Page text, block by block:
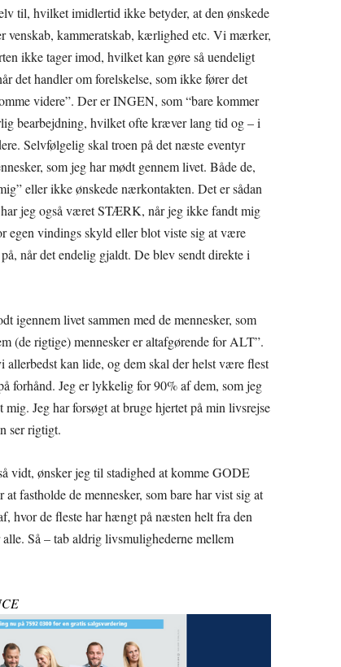
til, hvilket imidlertid ikke betyder, at den ønskede
venskab, kammeratskab, kærlighed etc. Vi mærker,
ikke tager imod, hvilket kan gøre så uendeligt
det handler om forelskelse, som ikke fører det
videre”. Der er INGEN, som “bare kommer
bearbejdning, hvilket ofte kræver lang tid og – i
Selvfølgelig skal troen på det næste eventyr
som jeg har mødt gennem livet. Både de,
eller ikke ønskede nærkontakten. Det er sådan
jeg også været STÆRK, når jeg ikke fandt mig
egen vindings skyld eller blot viste sig at være
når det endelig gjaldt. De blev sendt direkte i
igennem livet sammen med de mennesker, som
(de rigtige) mennesker er altafgørende for ALT”.
kan lide, og dem skal der helst være flest
forhånd. Jeg er lykkelig for 90% af dem, som jeg
Jeg har forsøgt at bruge hjertet på min livsrejse
ser rigtigt.
vidt, ønsker jeg til stadighed at komme GODE
fastholde de mennesker, som bare har vist sig at
hvor de fleste har hængt på næsten helt fra den
Så – tab aldrig livsmulighederne mellem